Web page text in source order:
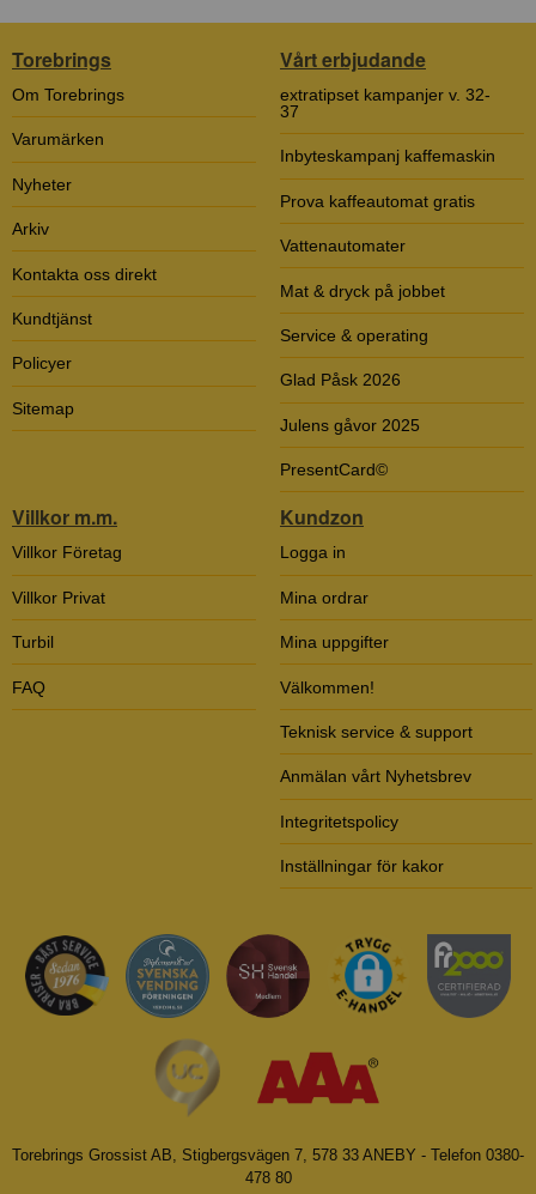
Torebrings
Om Torebrings
Varumärken
Nyheter
Arkiv
Kontakta oss direkt
Kundtjänst
Policyer
Sitemap
Vårt erbjudande
extratipset kampanjer v. 32-
37
Inbyteskampanj kaffemaskin
Prova kaffeautomat gratis
Vattenautomater
Mat & dryck på jobbet
Service & operating
Glad Påsk 2026
Julens gåvor 2025
PresentCard©
Villkor m.m.
Villkor Företag
Villkor Privat
Turbil
FAQ
Kundzon
Logga in
Mina ordrar
Mina uppgifter
Välkommen!
Teknisk service & support
Anmälan vårt Nyhetsbrev
Integritetspolicy
Inställningar för kakor
Torebrings Grossist AB, Stigbergsvägen 7, 578 33 ANEBY - Telefon 0380-
478 80